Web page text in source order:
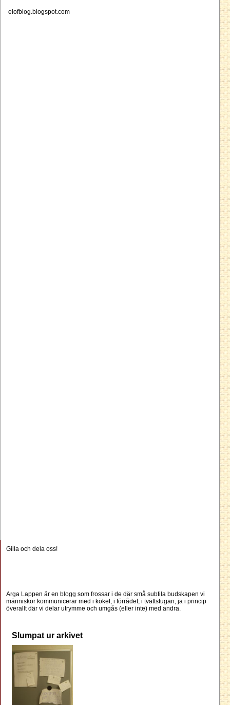
elofblog.blogspot.com
Gilla och dela oss!
Arga Lappen är en blogg som frossar i de där små subtila budskapen vi
människor kommunicerar med i köket, i förrådet, i tvättstugan, ja i princip
överallt där vi delar utrymme och umgås (eller inte) med andra.
Slumpat ur arkivet